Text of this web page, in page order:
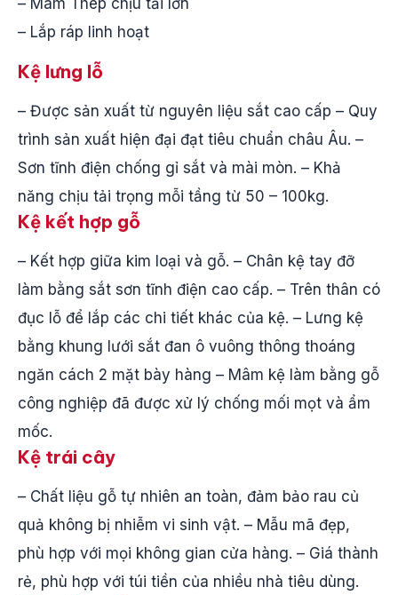
– Mâm Thép chịu tải lớn
– Lắp ráp linh hoạt
Kệ lưng lỗ
– Được sản xuất từ nguyên liệu sắt cao cấp – Quy
trình sản xuất hiện đại đạt tiêu chuẩn châu Âu. –
Sơn tĩnh điện chống gỉ sắt và mài mòn. – Khả
năng chịu tải trọng mỗi tầng từ 50 – 100kg.
Kệ kết hợp gỗ
– Kết hợp giữa kim loại và gỗ. – Chân kệ tay đỡ
làm bằng sắt sơn tĩnh điện cao cấp. – Trên thân có
đục lỗ để lắp các chi tiết khác của kệ. – Lưng kệ
bằng khung lưới sắt đan ô vuông thông thoáng
ngăn cách 2 mặt bày hàng – Mâm kệ làm bằng gỗ
công nghiệp đã được xử lý chống mối mọt và ẩm
mốc.
Kệ trái cây
– Chất liệu gỗ tự nhiên an toàn, đảm bảo rau củ
quả không bị nhiễm vi sinh vật. – Mẫu mã đẹp,
phù hợp với mọi không gian cửa hàng. – Giá thành
rẻ, phù hợp với túi tiền của nhiều nhà tiêu dùng.